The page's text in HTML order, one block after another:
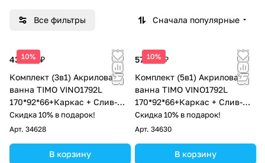
Все фильтры Сначала популярные
10%
43 000 ₽
Комплект (3в1) Акриловая
ванна TIMO VINO1792L
170*92*66+Каркас + Слив-
перелив
Скидка 10% в подарок!
Арт. 34628
В корзину
10%
57 300 ₽
Комплект (5в1) Акриловая
ванна TIMO VINO1792L
170*92*66+Каркас + Слив-
перелив+Фронтальная
панель+Торцевая панель
Скидка 10% в подарок!
Арт. 34630
В корзину